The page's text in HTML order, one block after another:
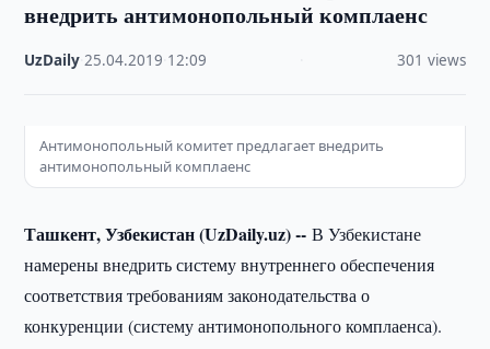
внедрить антимонопольный комплаенс
UzDaily ·25.04.2019 12:09 301 views
Антимонопольный комитет предлагает внедрить
антимонопольный комплаенс
Ташкент, Узбекистан (UzDaily.uz) --В Узбекистане
намерены внедрить систему внутреннего обеспечения
соответствия требованиям законодательства о
конкуренции (систему антимонопольного комплаенса).